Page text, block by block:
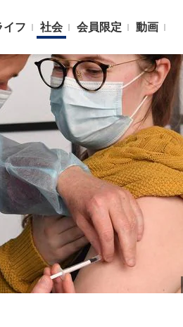
イフ 社会 会員限定 動画